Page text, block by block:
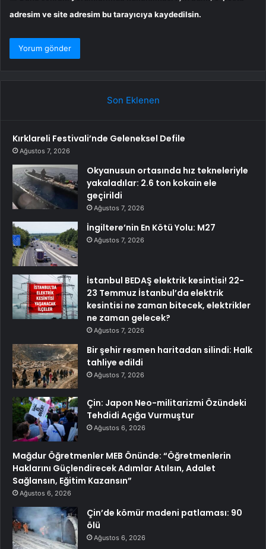
adresim ve site adresim bu tarayıcıya kaydedilsin.
Son Eklenen
Kırklareli Festivali’nde Geleneksel Defile
Ağustos 7, 2026
Okyanusun ortasında hız tekneleriyle
yakaladılar: 2.6 ton kokain ele
geçirildi
Ağustos 7, 2026
İngiltere’nin En Kötü Yolu: M27
Ağustos 7, 2026
İstanbul BEDAŞ elektrik kesintisi! 22-
23 Temmuz İstanbul’da elektrik
kesintisi ne zaman bitecek, elektrikler
ne zaman gelecek?
Ağustos 7, 2026
Bir şehir resmen haritadan silindi: Halk
tahliye edildi
Ağustos 7, 2026
Çin: Japon Neo-militarizmi Özündeki
Tehdidi Açığa Vurmuştur
Ağustos 6, 2026
Mağdur Öğretmenler MEB Önünde: “Öğretmenlerin
Haklarını Güçlendirecek Adımlar Atılsın, Adalet
Sağlansın, Eğitim Kazansın”
Ağustos 6, 2026
Çin’de kömür madeni patlaması: 90
ölü
Ağustos 6, 2026